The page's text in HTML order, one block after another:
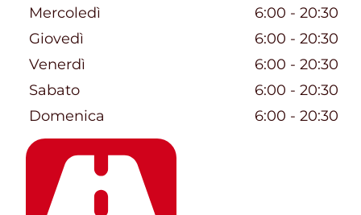
Mercoledì
6:00 - 20:30
Giovedì
6:00 - 20:30
Venerdì
6:00 - 20:30
Sabato
6:00 - 20:30
Domenica
6:00 - 20:30